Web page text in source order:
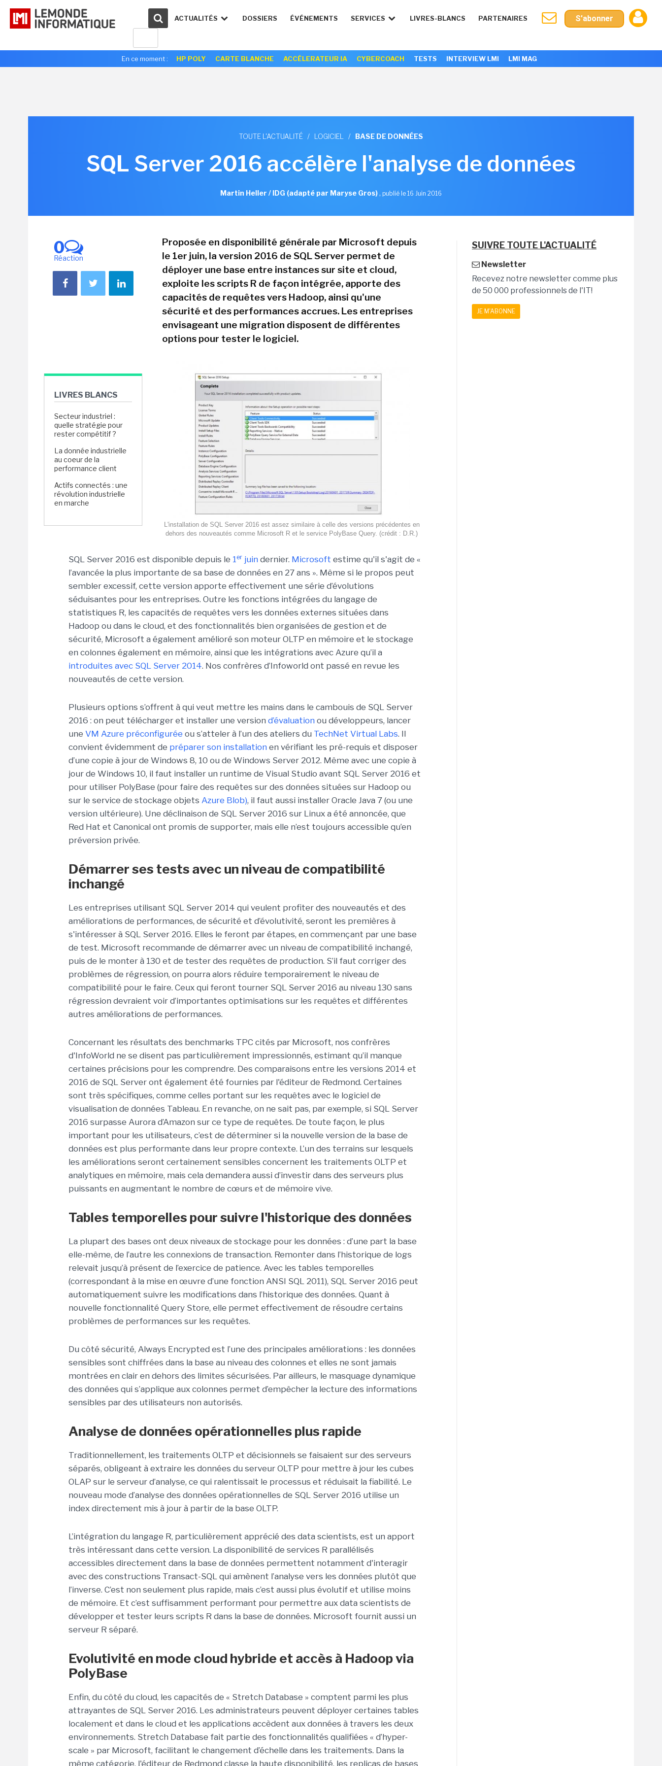
ACTUALITÉS DOSSIERS ÉVÉNEMENTS SERVICES LIVRES-BLANCS PARTENAIRES S'abonner
En ce moment : HP POLY CARTE BLANCHE ACCÉLERATEUR IA CYBERCOACH TESTS INTERVIEW LMI LMI MAG
TOUTE L'ACTUALITÉ / LOGICIEL / BASE DE DONNÉES
SQL Server 2016 accélère l'analyse de données
Martin Heller / IDG (adapté par Maryse Gros), publié le 16 Juin 2016
0
Réaction
LIVRES BLANCS
Secteur industriel :
quelle stratégie pour
rester compétitif ?
La donnée industrielle
au coeur de la
performance client
Actifs connectés : une
révolution industrielle
en marche
Proposée en disponibilité générale par Microsoft depuis
le 1er juin, la version 2016 de SQL Server permet de
déployer une base entre instances sur site et cloud,
exploite les scripts R de façon intégrée, apporte des
capacités de requêtes vers Hadoop, ainsi qu'une
sécurité et des performances accrues. Les entreprises
envisageant une migration disposent de différentes
options pour tester le logiciel.
L'installation de SQL Server 2016 est assez similaire à celle des versions précédentes en
dehors des nouveautés comme Microsoft R et le service PolyBase Query. (crédit : D.R.)
SQL Server 2016 est disponible depuis le 1er juin dernier. Microsoft estime qu'il s'agit de «
l’avancée la plus importante de sa base de données en 27 ans ». Même si le propos peut
sembler excessif, cette version apporte effectivement une série d’évolutions
séduisantes pour les entreprises. Outre les fonctions intégrées du langage de
statistiques R, les capacités de requêtes vers les données externes situées dans
Hadoop ou dans le cloud, et des fonctionnalités bien organisées de gestion et de
sécurité, Microsoft a également amélioré son moteur OLTP en mémoire et le stockage
en colonnes également en mémoire, ainsi que les intégrations avec Azure qu’il a
introduites avec SQL Server 2014. Nos confrères d’Infoworld ont passé en revue les
nouveautés de cette version.
Plusieurs options s’offrent à qui veut mettre les mains dans le cambouis de SQL Server
2016 : on peut télécharger et installer une version d’évaluation ou développeurs, lancer
une VM Azure préconfigurée ou s’atteler à l’un des ateliers du TechNet Virtual Labs. Il
convient évidemment de préparer son installation en vérifiant les pré-requis et disposer
d’une copie à jour de Windows 8, 10 ou de Windows Server 2012. Même avec une copie à
jour de Windows 10, il faut installer un runtime de Visual Studio avant SQL Server 2016 et
pour utiliser PolyBase (pour faire des requêtes sur des données situées sur Hadoop ou
sur le service de stockage objets Azure Blob), il faut aussi installer Oracle Java 7 (ou une
version ultérieure). Une déclinaison de SQL Server 2016 sur Linux a été annoncée, que
Red Hat et Canonical ont promis de supporter, mais elle n’est toujours accessible qu’en
préversion privée.
Démarrer ses tests avec un niveau de compatibilité
inchangé
Les entreprises utilisant SQL Server 2014 qui veulent profiter des nouveautés et des
améliorations de performances, de sécurité et d’évolutivité, seront les premières à
s'intéresser à SQL Server 2016. Elles le feront par étapes, en commençant par une base
de test. Microsoft recommande de démarrer avec un niveau de compatibilité inchangé,
puis de le monter à 130 et de tester des requêtes de production. S’il faut corriger des
problèmes de régression, on pourra alors réduire temporairement le niveau de
compatibilité pour le faire. Ceux qui feront tourner SQL Server 2016 au niveau 130 sans
régression devraient voir d’importantes optimisations sur les requêtes et différentes
autres améliorations de performances.
Concernant les résultats des benchmarks TPC cités par Microsoft, nos confrères
d'InfoWorld ne se disent pas particulièrement impressionnés, estimant qu’il manque
certaines précisions pour les comprendre. Des comparaisons entre les versions 2014 et
2016 de SQL Server ont également été fournies par l'éditeur de Redmond. Certaines
sont très spécifiques, comme celles portant sur les requêtes avec le logiciel de
visualisation de données Tableau. En revanche, on ne sait pas, par exemple, si SQL Server
2016 surpasse Aurora d’Amazon sur ce type de requêtes. De toute façon, le plus
important pour les utilisateurs, c’est de déterminer si la nouvelle version de la base de
données est plus performante dans leur propre contexte. L’un des terrains sur lesquels
les améliorations seront certainement sensibles concernent les traitements OLTP et
analytiques en mémoire, mais cela demandera aussi d’investir dans des serveurs plus
puissants en augmentant le nombre de cœurs et de mémoire vive.
Tables temporelles pour suivre l'historique des données
La plupart des bases ont deux niveaux de stockage pour les données : d’une part la base
elle-même, de l’autre les connexions de transaction. Remonter dans l’historique de logs
relevait jusqu’à présent de l’exercice de patience. Avec les tables temporelles
(correspondant à la mise en œuvre d’une fonction ANSI SQL 2011), SQL Server 2016 peut
automatiquement suivre les modifications dans l’historique des données. Quant à
nouvelle fonctionnalité Query Store, elle permet effectivement de résoudre certains
problèmes de performances sur les requêtes.
Du côté sécurité, Always Encrypted est l’une des principales améliorations : les données
sensibles sont chiffrées dans la base au niveau des colonnes et elles ne sont jamais
montrées en clair en dehors des limites sécurisées. Par ailleurs, le masquage dynamique
des données qui s’applique aux colonnes permet d’empêcher la lecture des informations
sensibles par des utilisateurs non autorisés.
Analyse de données opérationnelles plus rapide
Traditionnellement, les traitements OLTP et décisionnels se faisaient sur des serveurs
séparés, obligeant à extraire les données du serveur OLTP pour mettre à jour les cubes
OLAP sur le serveur d’analyse, ce qui ralentissait le processus et réduisait la fiabilité. Le
nouveau mode d’analyse des données opérationnelles de SQL Server 2016 utilise un
index directement mis à jour à partir de la base OLTP.
L’intégration du langage R, particulièrement apprécié des data scientists, est un apport
très intéressant dans cette version. La disponibilité de services R parallélisés
accessibles directement dans la base de données permettent notamment d'interagir
avec des constructions Transact-SQL qui amènent l’analyse vers les données plutôt que
l’inverse. C’est non seulement plus rapide, mais c’est aussi plus évolutif et utilise moins
de mémoire. Et c’est suffisamment performant pour permettre aux data scientists de
développer et tester leurs scripts R dans la base de données. Microsoft fournit aussi un
serveur R séparé.
Evolutivité en mode cloud hybride et accès à Hadoop via
PolyBase
Enfin, du côté du cloud, les capacités de « Stretch Database » comptent parmi les plus
attrayantes de SQL Server 2016. Les administrateurs peuvent déployer certaines tables
localement et dans le cloud et les applications accèdent aux données à travers les deux
environnements. Stretch Database fait partie des fonctionnalités qualifiées « d’hyper-
scale » par Microsoft, facilitant le changement d’échelle dans les traitements. Dans la
même catégorie, l'éditeur de Redmond classe la haute disponibilité, les replicas de bases
SUIVRE TOUTE L'ACTUALITÉ
Newsletter
Recevez notre newsletter comme plus
de 50 000 professionnels de l'IT!
JE M'ABONNE